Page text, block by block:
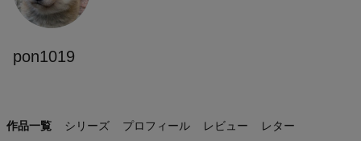
pon1019
作品一覧 シリーズ プロフィール レビュー レター